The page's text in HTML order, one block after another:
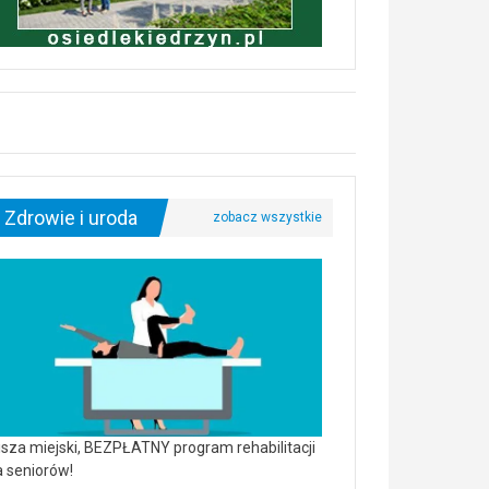
Zdrowie i uroda
miejski, BEZPŁATNY program rehabilitacji
seniorów!